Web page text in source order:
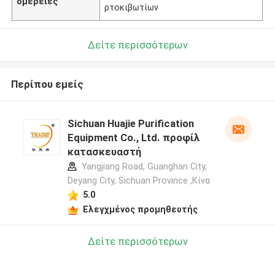
ρτοκιβωτίων
Δείτε περισσότερων
Περίπου εμείς
Sichuan Huajie Purification
Equipment Co., Ltd. προφίλ
κατασκευαστή
Yangjiang Road, Guanghan City,
Deyang City, Sichuan Province ,Κίνα
5.0
Ελεγχμένος προμηθευτής
Δείτε περισσότερων